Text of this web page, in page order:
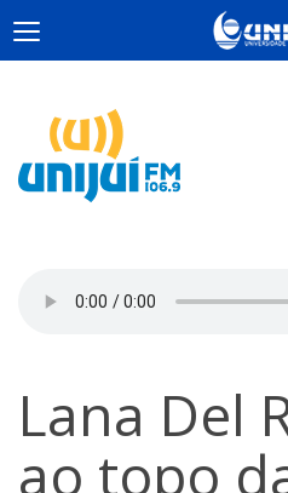
Notícias
Lana Del
ao topo